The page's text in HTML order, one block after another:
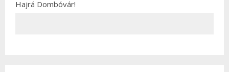
Hajrá Dombóvár!